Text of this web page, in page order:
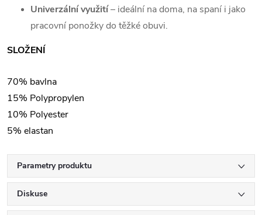
Univerzální využití– ideální na doma, na spaní i jako
pracovní ponožky do těžké obuvi.
SLOŽENÍ
70% bavlna
15% Polypropylen
10% Polyester
5% elastan
Parametry produktu
Diskuse